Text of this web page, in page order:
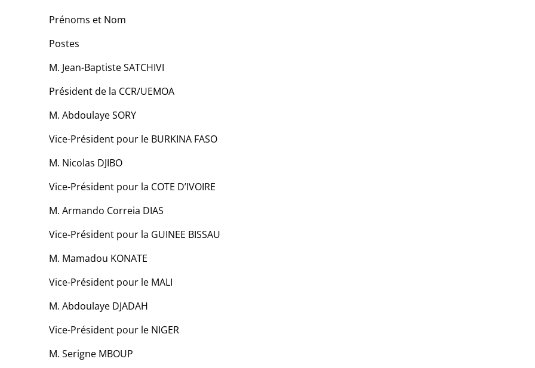
Prénoms et Nom
Postes
M. Jean-Baptiste SATCHIVI
Président de la CCR/UEMOA
M. Abdoulaye SORY
Vice-Président pour le BURKINA FASO
M. Nicolas DJIBO
Vice-Président pour la COTE D’IVOIRE
M. Armando Correia DIAS
Vice-Président pour la GUINEE BISSAU
M. Mamadou KONATE
Vice-Président pour le MALI
M. Abdoulaye DJADAH
Vice-Président pour le NIGER
M. Serigne MBOUP